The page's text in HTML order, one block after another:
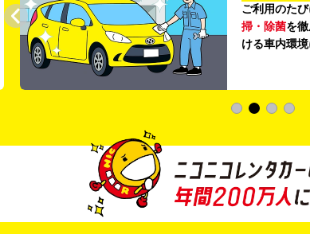
ご利用のた
掃・除菌を
ける車内環